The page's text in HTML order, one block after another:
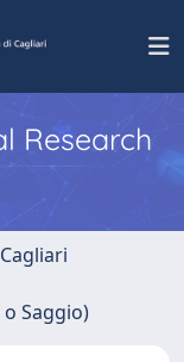
Research
Saggio)